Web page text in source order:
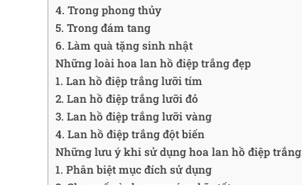
4. Trong phong thủy
5. Trong đám tang
6. Làm quà tặng sinh nhật
Những loài hoa lan hồ điệp trắng đẹp
1. Lan hồ điệp trắng lưỡi tím
2. Lan hồ điệp trắng lưỡi đỏ
3. Lan hồ điệp trắng lưỡi vàng
4. Lan hồ điệp trắng đột biến
Những lưu ý khi sử dụng hoa lan hồ điệp trắng
1. Phân biệt mục đích sử dụng